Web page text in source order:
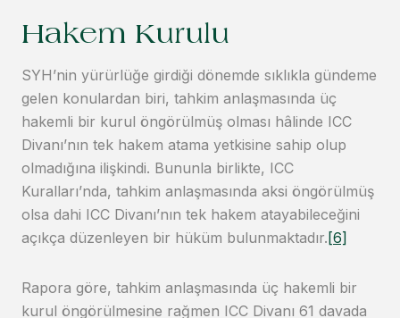
Hakem Kurulu
SYH’nin yürürlüğe girdiği dönemde sıklıkla gündeme
gelen konulardan biri, tahkim anlaşmasında üç
hakemli bir kurul öngörülmüş olması hâlinde ICC
Divanı’nın tek hakem atama yetkisine sahip olup
olmadığına ilişkindi. Bununla birlikte, ICC
Kuralları’nda, tahkim anlaşmasında aksi öngörülmüş
olsa dahi ICC Divanı’nın tek hakem atayabileceğini
açıkça düzenleyen bir hüküm bulunmaktadır.[6]
Rapora göre, tahkim anlaşmasında üç hakemli bir
kurul öngörülmesine rağmen ICC Divanı 61 davada